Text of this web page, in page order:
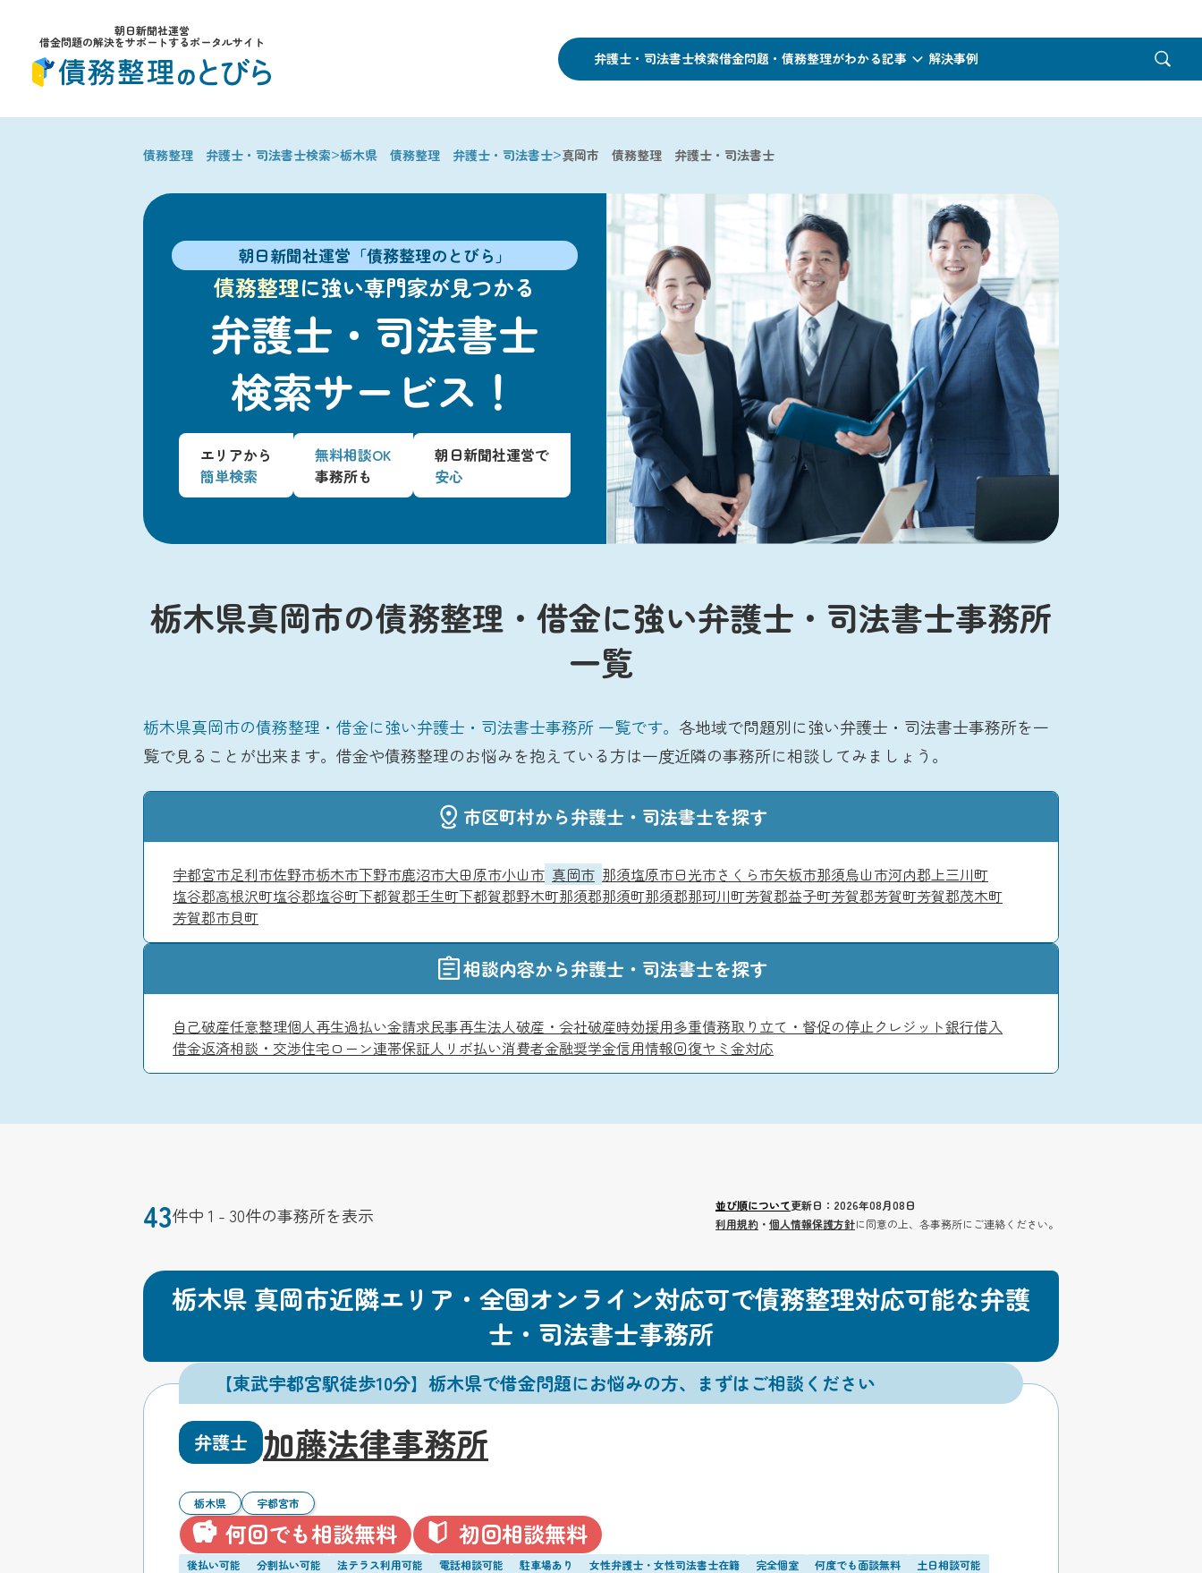
朝日新聞社運営
借金問題の解決をサポートするポータルサイト
弁護士・司法書士検索借金問題・債務整理がわかる記事 解決事例
債務整理 弁護士・司法書士検索>栃木県 債務整理 弁護士・司法書士>真岡市 債務整理 弁護士・司法書士
朝日新聞社運営「債務整理のとびら」
債務整理に強い専門家が見つかる
弁護士・司法書士
検索サービス！
エリアから
簡単検索
無料相談OK
事務所も
朝日新聞社運営で
安心
栃木県真岡市の債務整理・借金に強い弁護士・司法書士事務所
一覧
栃木県真岡市の債務整理・借金に強い弁護士・司法書士事務所 一覧です。 各地域で問題別に強い弁護士・司法書士事務所を一
覧で見ることが出来ます。借金や債務整理のお悩みを抱えている方は一度近隣の事務所に相談してみましょう。
市区町村から弁護士・司法書士を探す
宇都宮市足利市佐野市栃木市下野市鹿沼市大田原市小山市 真岡市 那須塩原市日光市さくら市矢板市那須烏山市河内郡上三川町
塩谷郡高根沢町塩谷郡塩谷町下都賀郡壬生町下都賀郡野木町那須郡那須町那須郡那珂川町芳賀郡益子町芳賀郡芳賀町芳賀郡茂木町
芳賀郡市貝町
相談内容から弁護士・司法書士を探す
自己破産任意整理個人再生過払い金請求民事再生法人破産・会社破産時効援用多重債務取り立て・督促の停止クレジット銀行借入
借金返済相談・交渉住宅ローン連帯保証人 リボ払い消費者金融奨学金信用情報回復ヤミ金対応
43件中 1 - 30件の事務所を表示 並び順について更新日：2026年08月08日
利用規約 ・ 個人情報保護方針に同意の上、各事務所にご連絡ください。
栃木県 真岡市近隣エリア・全国オンライン対応可で債務整理対応可能な弁護
士・司法書士事務所
【東武宇都宮駅徒歩10分】栃木県で借金問題にお悩みの方、まずはご相談ください
弁護士 加藤法律事務所
栃木県 宇都宮市
何回でも相談無料 初回相談無料
後払い可能 分割払い可能 法テラス利用可能 電話相談可能 駐車場あり 女性弁護士・女性司法書士在籍 完全個室 何度でも面談無料
土日相談可能